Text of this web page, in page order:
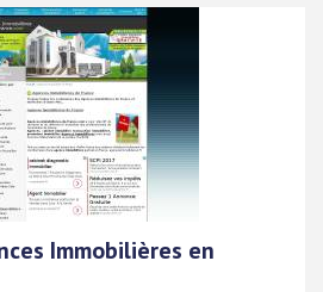
Immobilières en